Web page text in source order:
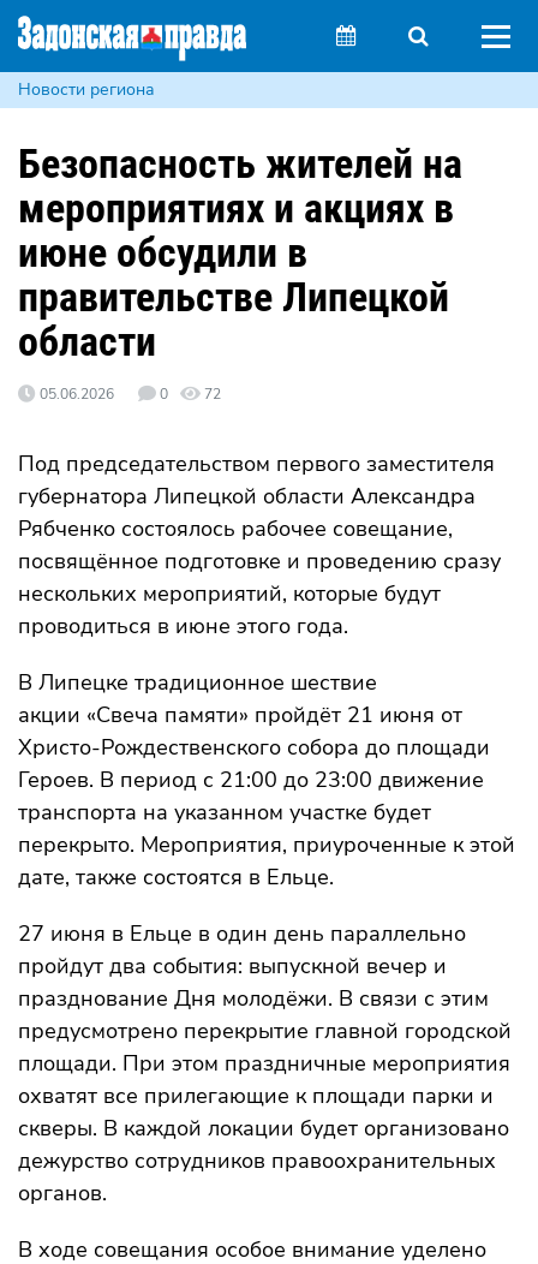
Новости региона
Безопасность жителей на
мероприятиях и акциях в
июне обсудили в
правительстве Липецкой
области
05.06.2026 0 72
Под председательством первого заместителя
губернатора Липецкой области Александра
Рябченко состоялось рабочее совещание,
посвящённое подготовке и проведению сразу
нескольких мероприятий, которые будут
проводиться в июне этого года.
В Липецке традиционное шествие
акции «Свеча памяти» пройдёт 21 июня от
Христо-Рождественского собора до площади
Героев. В период с 21:00 до 23:00 движение
транспорта на указанном участке будет
перекрыто. Мероприятия, приуроченные к этой
дате, также состоятся в Ельце.
27 июня в Ельце в один день параллельно
пройдут два события: выпускной вечер и
празднование Дня молодёжи. В связи с этим
предусмотрено перекрытие главной городской
площади. При этом праздничные мероприятия
охватят все прилегающие к площади парки и
скверы. В каждой локации будет организовано
дежурство сотрудников правоохранительных
органов.
В ходе совещания особое внимание уделено